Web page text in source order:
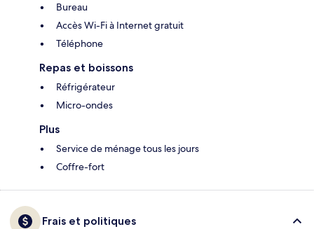
Bureau
Accès Wi-Fi à Internet gratuit
Téléphone
Repas et boissons
Réfrigérateur
Micro-ondes
Plus
Service de ménage tous les jours
Coffre-fort
Frais et politiques